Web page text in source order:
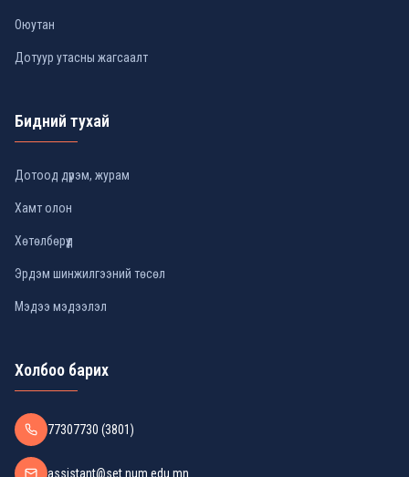
Оюутан
Дотуур утасны жагсаалт
Бидний тухай
Дотоод дүрэм, журам
Хамт олон
Хөтөлбөрүүд
Эрдэм шинжилгээний төсөл
Мэдээ мэдээлэл
Холбоо барих
77307730 (3801)
assistant@set.num.edu.mn